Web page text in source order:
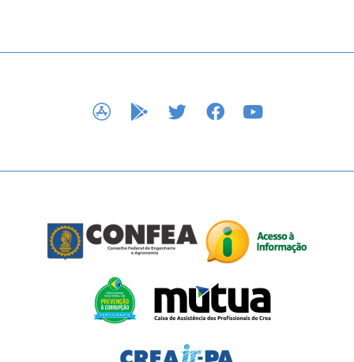
APP STOREGOOGLE PLAY
TWITTERFACEBOOK